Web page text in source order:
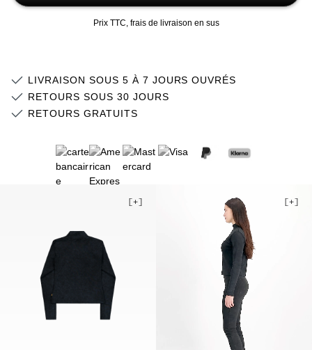
S Stock faible
XL
Prix TTC, frais de livraison en sus
LIVRAISON SOUS 5 À 7 JOURS OUVRÉS
RETOURS SOUS 30 JOURS
RETOURS GRATUITS